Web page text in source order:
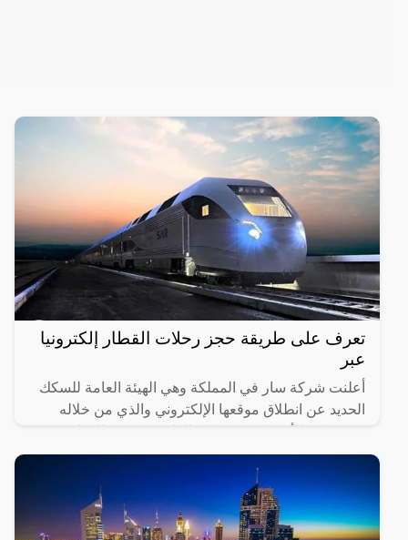
تعرف على طريقة حجز رحلات القطار إلكترونيا
عبر
أعلنت شركة سار في المملكة وهي الهيئة العامة للسكك
الحديد عن انطلاق موقعها الإلكتروني والذي من خلاله
المختلفة لها،